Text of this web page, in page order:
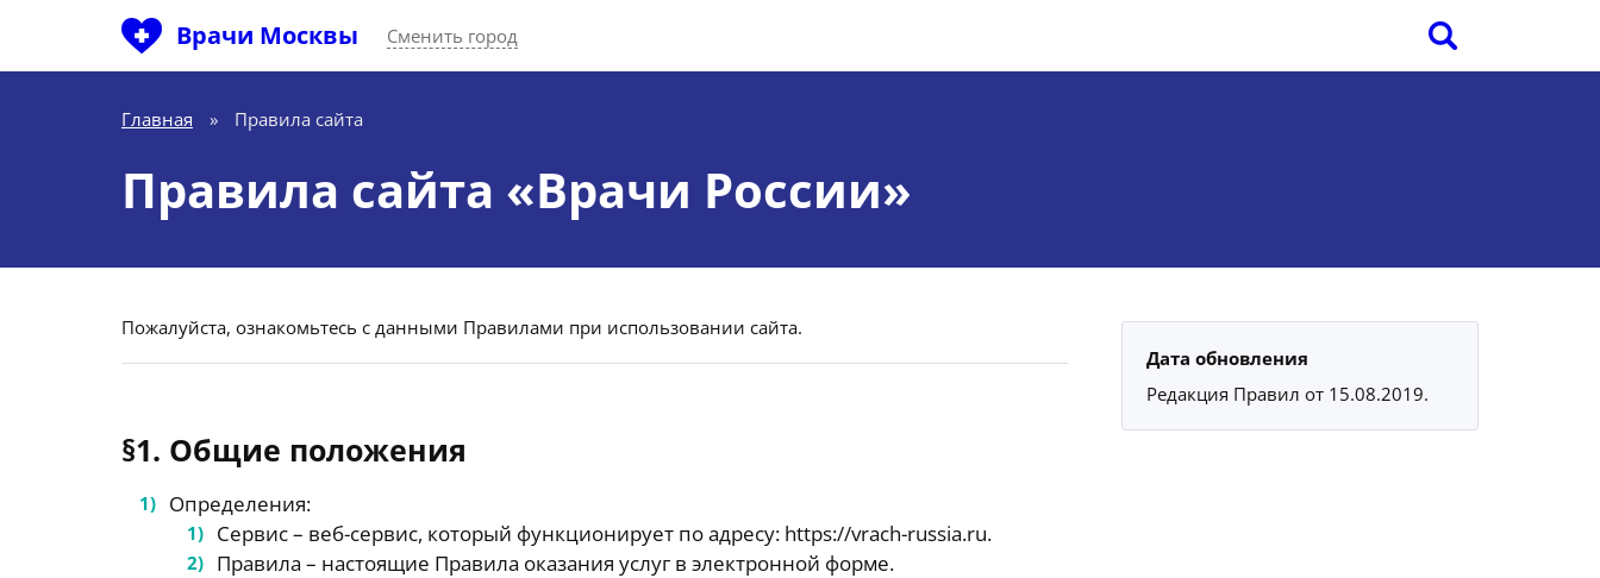
Врачи Москвы Сменить город
Главная » Правила сайта
Правила сайта «Врачи России»
Пожалуйста, ознакомьтесь с данными Правилами при использовании сайта.
§1. Общие положения
Определения:
Сервис – веб-сервис, который функционирует по адресу: https://vrach-russia.ru.
Правила – настоящие Правила оказания услуг в электронной форме.
Дата обновления
Редакция Правил от 15.08.2019.